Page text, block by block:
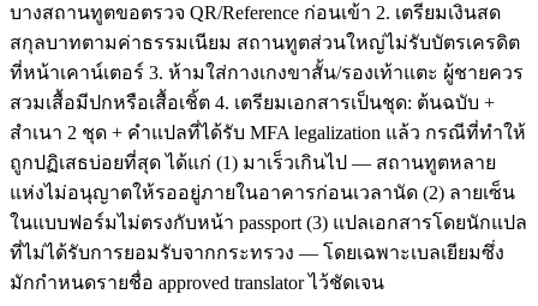
บางสถานทูตขอตรวจ QR/Reference ก่อนเข้า 2. เตรียมเงินสด
สกุลบาทตามค่าธรรมเนียม สถานทูตส่วนใหญ่ไม่รับบัตรเครดิต
ที่หน้าเคาน์เตอร์ 3. ห้ามใส่กางเกงขาสั้น/รองเท้าแตะ ผู้ชายควร
สวมเสื้อมีปกหรือเสื้อเชิ้ต 4. เตรียมเอกสารเป็นชุด: ต้นฉบับ +
สำเนา 2 ชุด + คำแปลที่ได้รับ MFA legalization แล้ว กรณีที่ทำให้
ถูกปฏิเสธบ่อยที่สุด ได้แก่ (1) มาเร็วเกินไป — สถานทูตหลาย
แห่งไม่อนุญาตให้รออยู่ภายในอาคารก่อนเวลานัด (2) ลายเซ็น
ในแบบฟอร์มไม่ตรงกับหน้า passport (3) แปลเอกสารโดยนักแปล
ที่ไม่ได้รับการยอมรับจากกระทรวง — โดยเฉพาะเบลเยียมซึ่ง
มักกำหนดรายชื่อ approved translator ไว้ชัดเจน